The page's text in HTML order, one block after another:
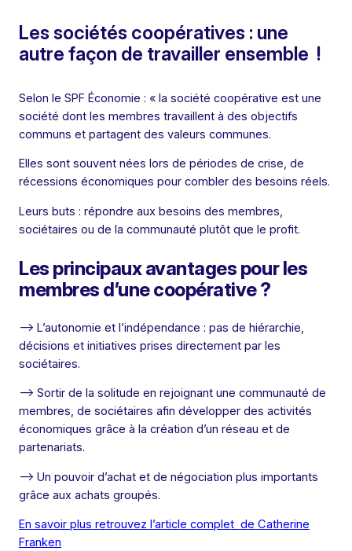
Les sociétés coopératives : une
autre façon de travailler ensemble !
Selon le SPF Économie : « la société coopérative est une
société dont les membres travaillent à des objectifs
communs et partagent des valeurs communes.
Elles sont souvent nées lors de périodes de crise, de
récessions économiques pour combler des besoins réels.
Leurs buts : répondre aux besoins des membres,
sociétaires ou de la communauté plutôt que le profit.
Les principaux avantages pour les
membres d’une coopérative ?
–> L’autonomie et l’indépendance : pas de hiérarchie,
décisions et initiatives prises directement par les
sociétaires.
–> Sortir de la solitude en rejoignant une communauté de
membres, de sociétaires afin développer des activités
économiques grâce à la création d’un réseau et de
partenariats.
–> Un pouvoir d’achat et de négociation plus importants
grâce aux achats groupés.
En savoir plus retrouvez l’article complet de Catherine
Franken